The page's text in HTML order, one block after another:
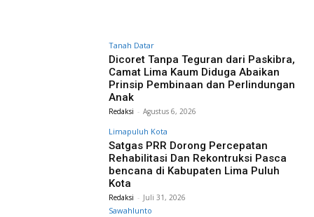
Tanah Datar
Dicoret Tanpa Teguran dari Paskibra,
Camat Lima Kaum Diduga Abaikan
Prinsip Pembinaan dan Perlindungan
Anak
Redaksi - Agustus 6, 2026
Limapuluh Kota
Satgas PRR Dorong Percepatan
Rehabilitasi Dan Rekontruksi Pasca
bencana di Kabupaten Lima Puluh
Kota
Redaksi - Juli 31, 2026
Sawahlunto